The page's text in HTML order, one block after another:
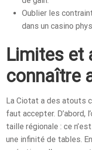
Oublier les
dans un casino
Limites et
connaître
La Ciotat a des atouts
faut accepter. D’abord,
taille régionale : ce
une infinité de tables.